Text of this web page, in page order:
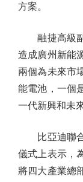
方案。
融捷高級副
造成廣州新能
兩個為未來市
能電池，一個
一代新興和未
比亞迪聯合
儀式上表示，
將四大產業總